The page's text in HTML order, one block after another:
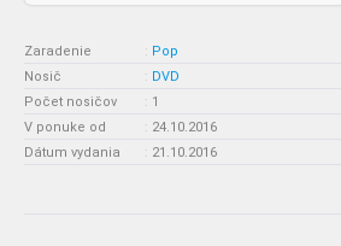
Zaradenie : Pop
Nosič
: DVD
Počet nosičov
: 1
V ponuke od
: 24.10.2016
Dátum vydania
: 21.10.2016